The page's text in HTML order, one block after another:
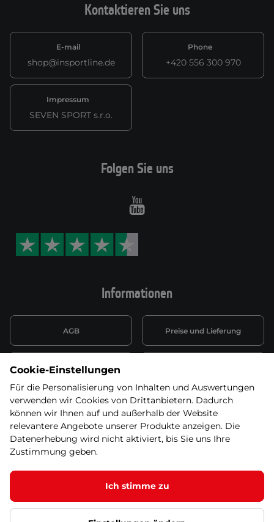
Kontaktieren Sie uns
E-mail
shop@insportline.de
Phone
+420 556 300 970
Impressum
SEVEN SPORT s.r.o.
Informationen
AGB Preise und Lieferung
Datenschutzerklärung
Wiederufsbelehrung mit Link
zum Formular
Batterieentsorgung
Informationen zu Elektro-
und Elektonikgeräten
Widerruf erklären
Folgen Sie uns
Youtube
© 2026 SEVEN SPORT s.r.o Alle Rechte vorbehalten1
Cookie-Einstellungen
Für die Personalisierung von Inhalten und Auswertungen
verwenden wir Cookies von Drittanbietern. Dadurch
können wir Ihnen auf und außerhalb der Website
relevantere Angebote unserer Produkte anzeigen. Die
Datenerhebung wird nicht aktiviert, bis Sie uns Ihre
Zustimmung geben.
Ich stimme zu